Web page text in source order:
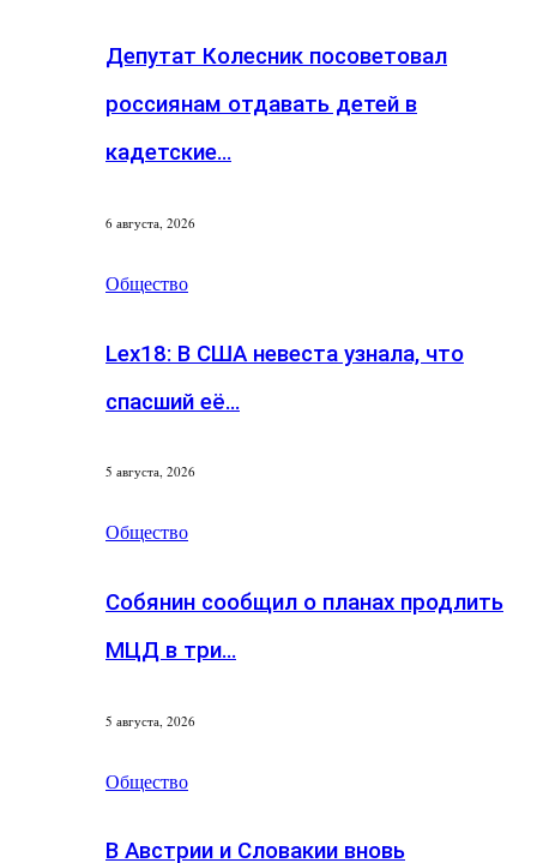
Депутат Колесник посоветовал
россиянам отдавать детей в
кадетские…
6 августа, 2026
Общество
Lex18: В США невеста узнала, что
спасший её…
5 августа, 2026
Общество
Собянин сообщил о планах продлить
МЦД в три…
5 августа, 2026
Общество
В Австрии и Словакии вновь